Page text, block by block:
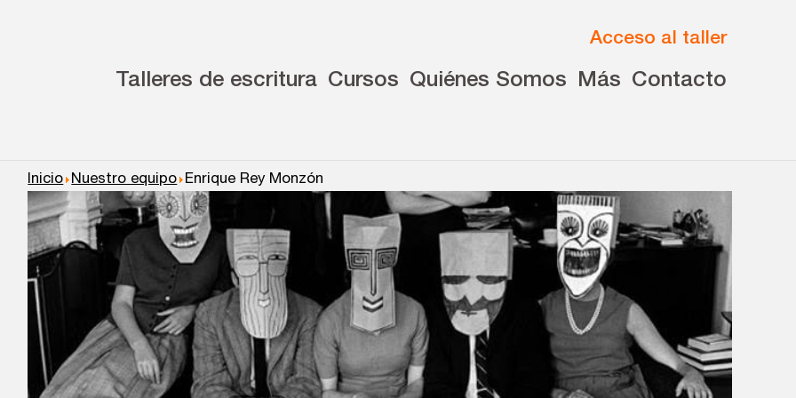
Acceso al taller
Talleres de escritura Cursos Quiénes Somos Más Contacto
Inicio Nuestro equipo Enrique Rey Monzón